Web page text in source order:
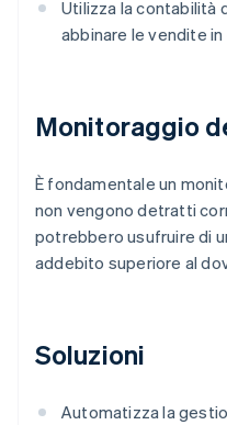
Utilizza la contabilità
abbinare le vendite
Monitoraggio
È fondamentale un
non vengono detratti
potrebbero usufruire di
addebito superiore al
Soluzioni
Automatizza la